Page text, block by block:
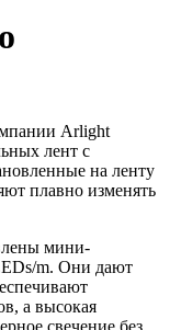
Arlight
лент с
на ленту
плавно изменять
мини-
m. Они дают
а высокая
свечение без